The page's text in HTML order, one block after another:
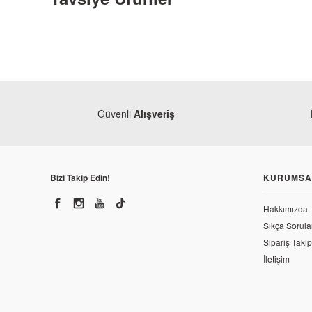
Mondial Vulture 125 i Ön Maşa
Mondial
Mondial
Güvenli Alışveriş
Bizi Takip Edin!
Hakkımızda
Sıkça
Sipariş Takip
İletişim